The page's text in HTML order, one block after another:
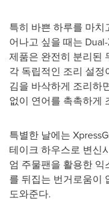
특히 바쁜 하루를 마
어나고 싶을 때는
제품은 완전히 분리된
각 독립적인 조리 설정
김을 바삭하게 조리하
없이 연어를 촉촉하게
특별한 날에는
테이크 하우스로 변신
엄 주물팬을 활용한
를 뒤집는 번거로움이
도와준다.